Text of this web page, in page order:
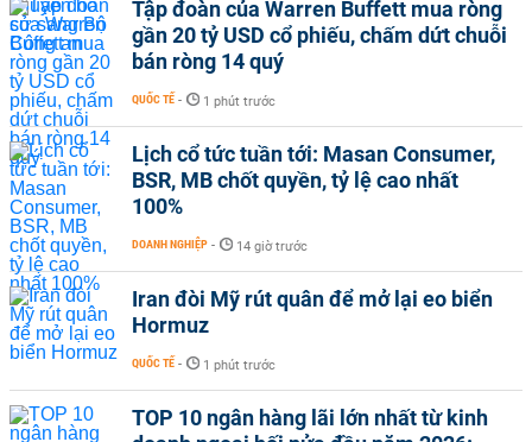
Tập đoàn của Warren Buffett mua ròng
gần 20 tỷ USD cổ phiếu, chấm dứt chuỗi
bán ròng 14 quý
QUỐC TẾ - 1 phút trước
Lịch cổ tức tuần tới: Masan Consumer,
BSR, MB chốt quyền, tỷ lệ cao nhất
100%
DOANH NGHIỆP - 14 giờ trước
Iran đòi Mỹ rút quân để mở lại eo biển
Hormuz
QUỐC TẾ - 1 phút trước
TOP 10 ngân hàng lãi lớn nhất từ kinh